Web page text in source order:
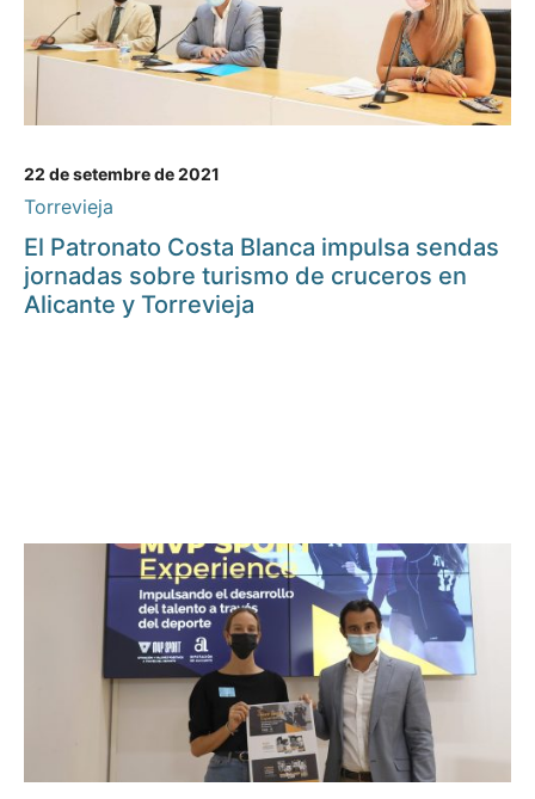
22 de setembre de 2021
Torrevieja
El Patronato Costa Blanca impulsa sendas
jornadas sobre turismo de cruceros en
Alicante y Torrevieja